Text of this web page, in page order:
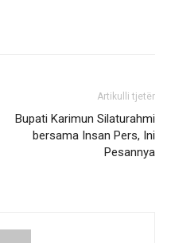
Artikulli tjetër
Bupati Karimun Silaturahmi
bersama Insan Pers, Ini
Pesannya